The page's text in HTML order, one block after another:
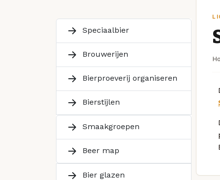
Speciaalbier
Brouwerijen
Bierproeverij organiseren
Bierstijlen
Smaakgroepen
Beer map
Bier glazen